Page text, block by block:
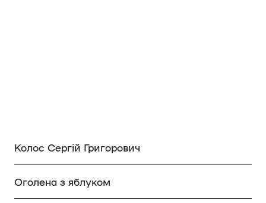
Колос Сергій Григорович
Оголена з яблуком